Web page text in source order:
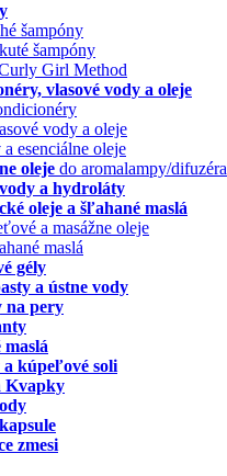
šampóny
šampóny
Girl Method
vlasové vody a oleje
vody a oleje
a esenciálne oleje
oleje do aromalampy/difuzéra
a hydroláty
oleje a šľahané maslá
a masážne oleje
maslá
gély
a ústne vody
na pery
a kúpeľové soli
Kvapky
zmesi